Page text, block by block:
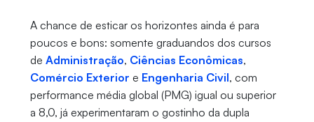
A chance de esticar os horizontes ainda é para
poucos e bons: somente graduandos dos cursos
de Administração, Ciências Econômicas,
Comércio Exterior e Engenharia Civil, com
performance média global (PMG) igual ou superior
a 8,0, já experimentaram o gostinho da dupla